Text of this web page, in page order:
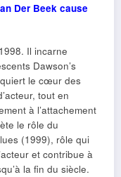
Der Beek cause
Il incarne
Dawson’s
le cœur des
tout en
à l’attachement
le rôle du
(1999), rôle qui
et contribue à
la fin du siècle.